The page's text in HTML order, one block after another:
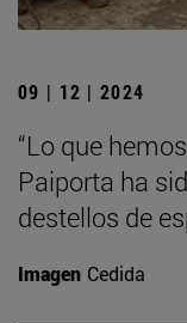
09 | 12 | 2024
“Lo que
Paiporta ha
destellos de
Imagen Cedida